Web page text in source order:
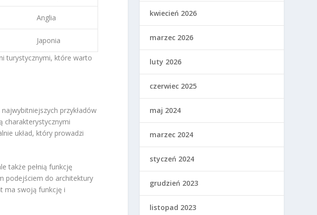
Anglia
Japonia
turystycznymi, które warto
przykładów
charakterystycznymi
układ, który prowadzi
także pełnią funkcję
podejściem do architektury
ma swoją funkcję i
kwiecień 2026
marzec 2026
luty 2026
czerwiec 2025
maj 2024
marzec 2024
styczeń 2024
grudzień 2023
listopad 2023